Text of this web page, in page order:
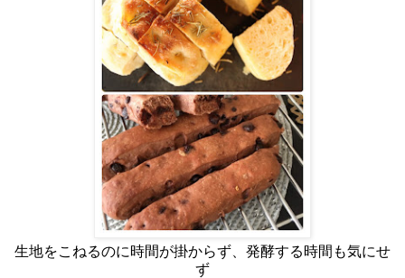
生地をこねるのに時間が掛からず、発酵する時間も気にせ
ず